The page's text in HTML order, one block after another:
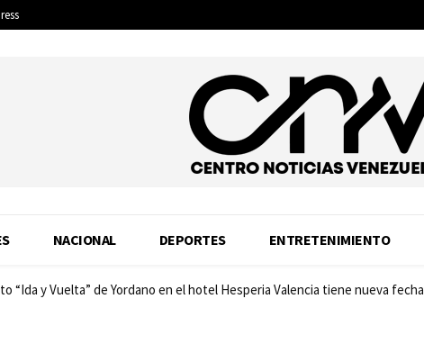
NACIONAL DEPORTES ENTRETENIMIENTO
“Ida y Vuelta” de Yordano en el hotel Hesperia Valencia tiene nueva fecha